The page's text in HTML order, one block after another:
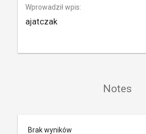
Wprowadził wpis:
ajatczak
Notes
Brak wyników